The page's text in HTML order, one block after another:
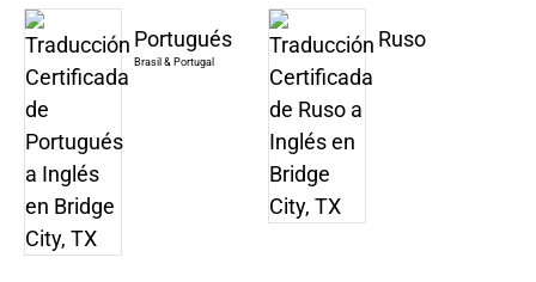
Portugués
Brasil & Portugal
Ruso